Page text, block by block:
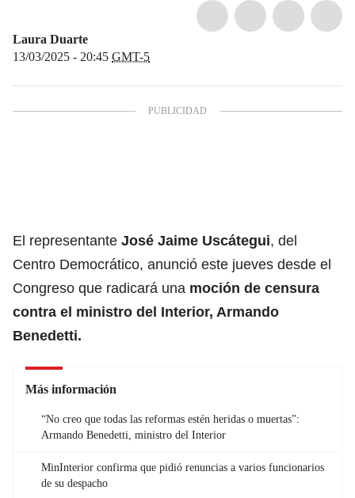
Laura Duarte
13/03/2025 - 20:45 GMT-5
El representante José Jaime Uscátegui, del
Centro Democrático, anunció este jueves desde el
Congreso que radicará una moción de censura
contra el ministro del Interior, Armando
Benedetti.
Más información
“No creo que todas las reformas estén heridas o muertas”:
Armando Benedetti, ministro del Interior
MinInterior confirma que pidió renuncias a varios funcionarios
de su despacho